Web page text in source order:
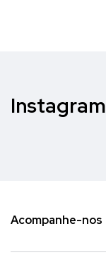
Instagram
Acompanhe-nos